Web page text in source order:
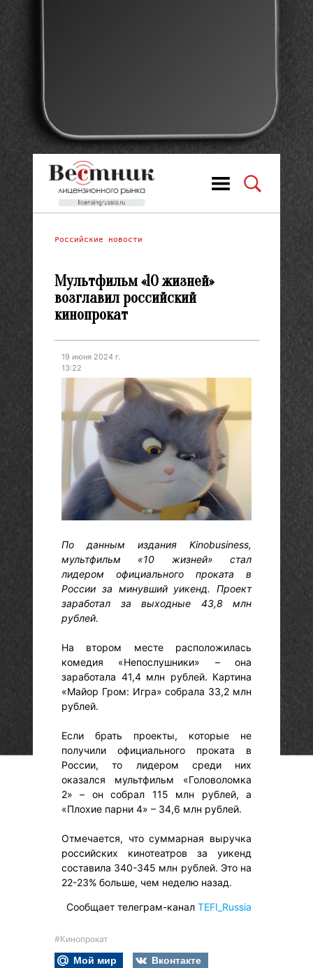
Российские новости
Мультфильм «10 жизней»
возглавил российский
кинопрокат
19 июня 2024 г.
13:22
По данным издания Kinobusiness,
мультфильм «10 жизней» стал
лидером официального проката в
России за минувший уикенд. Проект
заработал за выходные 43,8 млн
рублей.
На втором месте расположилась
комедия «Непослушники» – она
заработала 41,4 млн рублей. Картина
«Майор Гром: Игра» собрала 33,2 млн
рублей.
Если брать проекты, которые не
получили официального проката в
России, то лидером среди них
оказался мультфильм «Головоломка
2» – он собрал 115 млн рублей, а
«Плохие парни 4» – 34,6 млн рублей.
Отмечается, что суммарная выручка
российских кинотеатров за уикенд
составила 340-345 млн рублей. Это на
22-23% больше, чем неделю назад.
Сообщает телеграм-канал TEFI_Russia
#Кинопрокат
Мой мир
Вконтакте